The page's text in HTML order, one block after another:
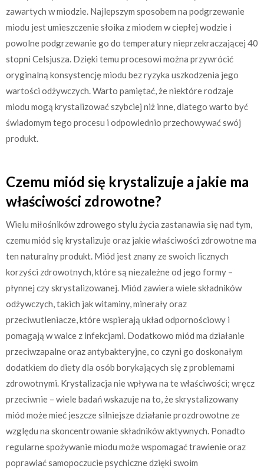
zawartych w miodzie. Najlepszym sposobem na podgrzewanie
miodu jest umieszczenie słoika z miodem w ciepłej wodzie i
powolne podgrzewanie go do temperatury nieprzekraczającej 40
stopni Celsjusza. Dzięki temu procesowi można przywrócić
oryginalną konsystencję miodu bez ryzyka uszkodzenia jego
wartości odżywczych. Warto pamiętać, że niektóre rodzaje
miodu mogą krystalizować szybciej niż inne, dlatego warto być
świadomym tego procesu i odpowiednio przechowywać swój
produkt.
Czemu miód się krystalizuje a jakie ma
właściwości zdrowotne?
Wielu miłośników zdrowego stylu życia zastanawia się nad tym,
czemu miód się krystalizuje oraz jakie właściwości zdrowotne ma
ten naturalny produkt. Miód jest znany ze swoich licznych
korzyści zdrowotnych, które są niezależne od jego formy –
płynnej czy skrystalizowanej. Miód zawiera wiele składników
odżywczych, takich jak witaminy, minerały oraz
przeciwutleniacze, które wspierają układ odpornościowy i
pomagają w walce z infekcjami. Dodatkowo miód ma działanie
przeciwzapalne oraz antybakteryjne, co czyni go doskonałym
dodatkiem do diety dla osób borykających się z problemami
zdrowotnymi. Krystalizacja nie wpływa na te właściwości; wręcz
przeciwnie – wiele badań wskazuje na to, że skrystalizowany
miód może mieć jeszcze silniejsze działanie prozdrowotne ze
względu na skoncentrowanie składników aktywnych. Ponadto
regularne spożywanie miodu może wspomagać trawienie oraz
poprawiać samopoczucie psychiczne dzięki swoim